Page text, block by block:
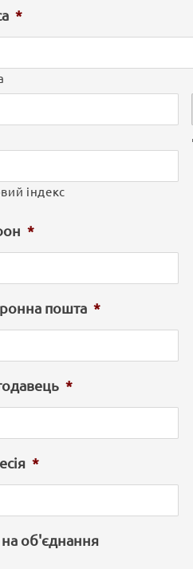
*
індекс
*
пошта *
*
*
на об'єднання